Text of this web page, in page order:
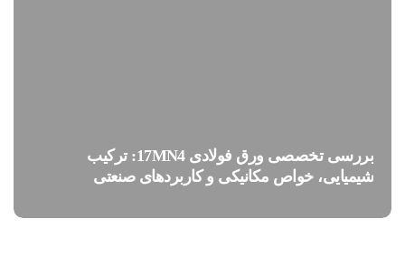
بررسی تخصصی ورق فولادی 17MN4: ترکیب
شیمیایی، خواص مکانیکی و کاربردهای صنعتی